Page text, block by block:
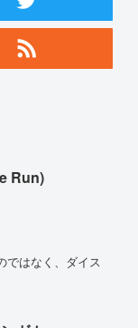
Run)
ではなく、ダイス